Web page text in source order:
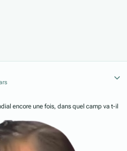
encore une fois, dans quel camp va t-il